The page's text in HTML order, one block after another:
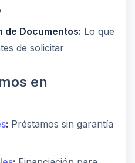
de Documentos: Lo que
de solicitar
en
: Préstamos sin garantía